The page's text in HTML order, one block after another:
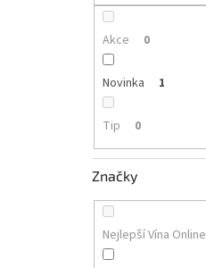
Akce 0
Novinka 1
Tip 0
Značky
Nejlepší Vína Online